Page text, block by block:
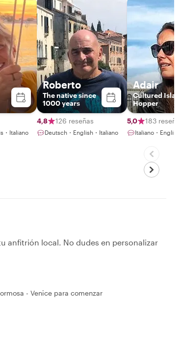
・Italiano
Roberto
The native since
1000 years
4,8 126 reseñas
Deutsch・English・Italiano
Adair
Cultured Island
Hopper
5,0 183 reseñas
Italiano・English
anfitrión local. No dudes en personalizar
- Venice para comenzar